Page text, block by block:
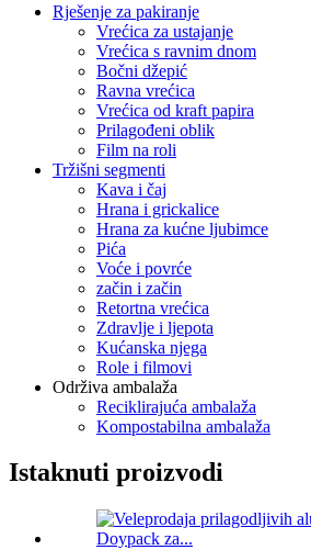
Rješenje za pakiranje
Vrećica za ustajanje
Vrećica s ravnim dnom
Bočni džepić
Ravna vrećica
Vrećica od kraft papira
Prilagođeni oblik
Film na roli
Tržišni segmenti
Kava i čaj
Hrana i grickalice
Hrana za kućne ljubimce
Pića
Voće i povrće
začin i začin
Retortna vrećica
Zdravlje i ljepota
Kućanska njega
Role i filmovi
Održiva ambalaža
Reciklirajuća ambalaža
Kompostabilna ambalaža
Istaknuti proizvodi